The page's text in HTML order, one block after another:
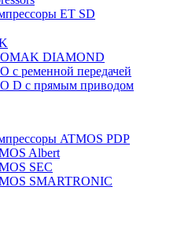
ET SD
DIAMOND
c ременной передачей
D с прямым приводом
ATMOS PDP
Albert
SEC
SMARTRONIC